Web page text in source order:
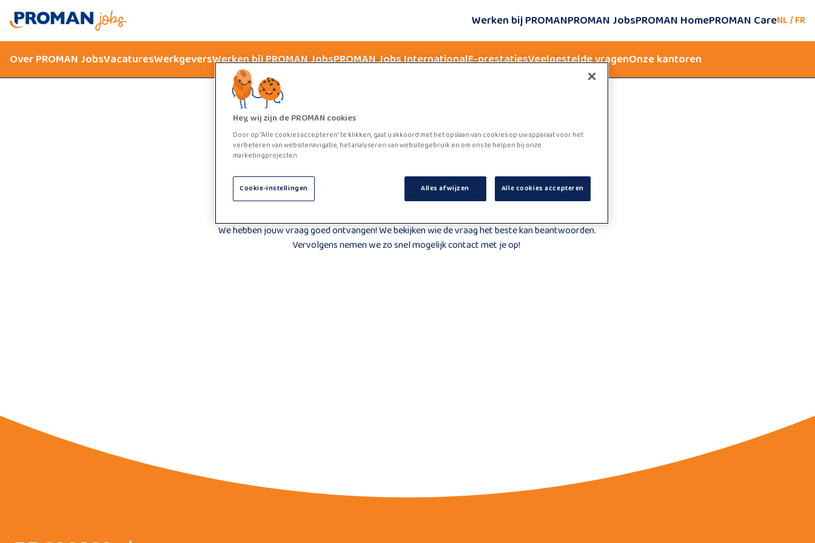
Werken bij PROMANPROMAN JobsPROMAN HomePROMAN CareNL/FR
Over PROMAN JobsVacaturesWerkgeversWerken bij PROMAN JobsPROMAN Jobs InternationalE-prestatiesVeelgestelde vragenOnze kantoren
Bedankt voor je inzending!
We hebben jouw vraag goed ontvangen! We bekijken wie de vraag het beste kan beantwoorden.
Vervolgens nemen we zo snel mogelijk contact met je op!
Hey, wij zijn de PROMAN cookies
Door op “Alle cookies accepteren” te klikken, gaat u akkoord met het opslaan van cookies op uw apparaat voor het
verbeteren van websitenavigatie, het analyseren van websitegebruik en om ons te helpen bij onze
marketingprojecten.
Cookie-instellingen Alles afwijzen Alle cookies accepteren